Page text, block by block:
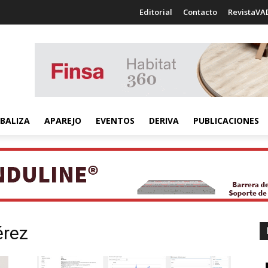
Editorial Contacto
BALIZA APAREJO EVENTOS DERIVA PUBLICACIONES